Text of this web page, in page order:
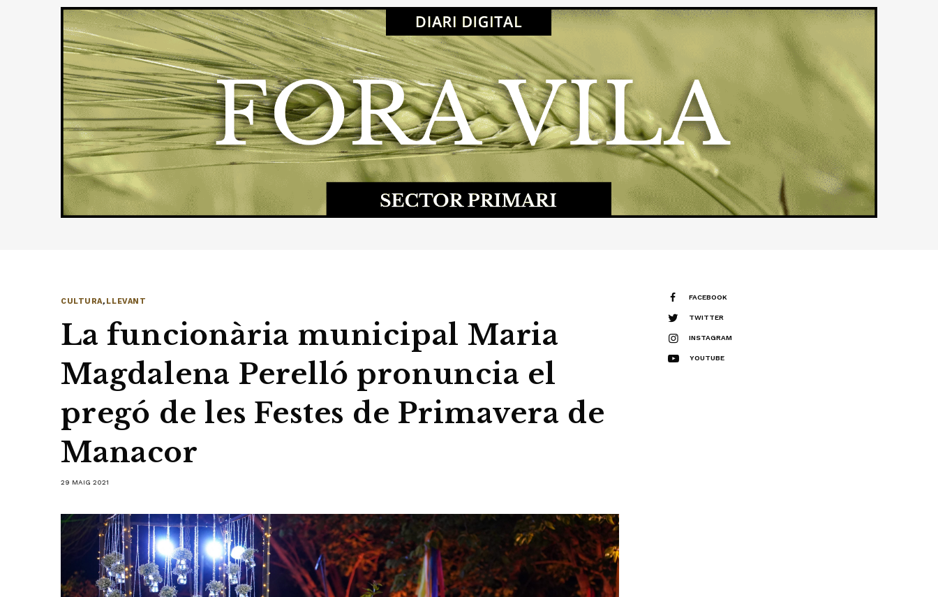
CULTURA, LLEVANT
La funcionària municipal Maria
Magdalena Perelló pronuncia el
pregó de les Festes de Primavera de
Manacor
29 MAIG 2021
FACEBOOK
TWITTER
INSTAGRAM
YOUTUBE